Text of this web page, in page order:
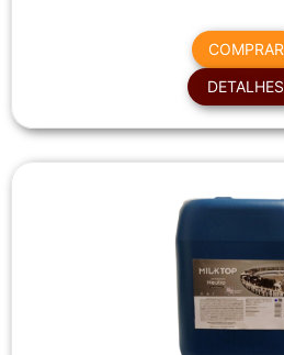
COMPRAR
DETALHES